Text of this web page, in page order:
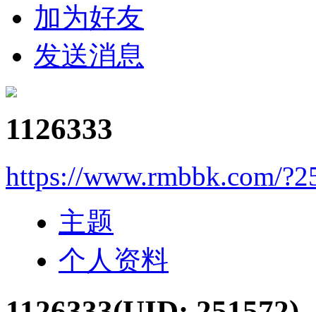
加为好友
发送消息
1126333
https://www.rmbbk.com/
主题
个人资料